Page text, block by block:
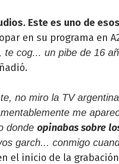
Este es uno de
en su programa en
te cog... un pibe de 16
no miro la TV
me
donde opinabas sobre
garch... conmigo
el inicio de la